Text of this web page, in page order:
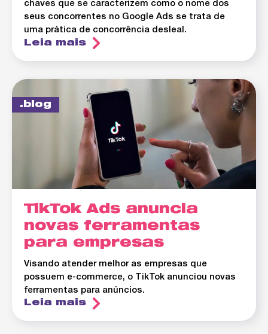
chaves que se caracterizem como o nome dos
seus concorrentes no Google Ads se trata de
uma prática de concorrência desleal.
Leia mais
blog
TikTok Ads anuncia
novas ferramentas
para empresas
Visando atender melhor as empresas que
possuem e-commerce, o TikTok anunciou novas
ferramentas para anúncios.
Leia mais